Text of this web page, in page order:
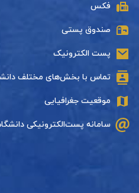
فکس
صندوق پستی
پست الکترونیک
تماس با بخش‌های مختلف
موقعیت جغرافیایی
سامانه پست‌الکترونیکی